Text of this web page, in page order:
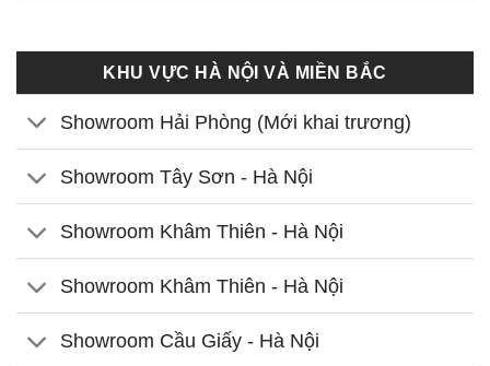
KHU VỰC HÀ NỘI VÀ MIỀN BẮC
Showroom Hải Phòng (Mới khai trương)
Showroom Tây Sơn - Hà Nội
Showroom Khâm Thiên - Hà Nội
Showroom Khâm Thiên - Hà Nội
Showroom Cầu Giấy - Hà Nội